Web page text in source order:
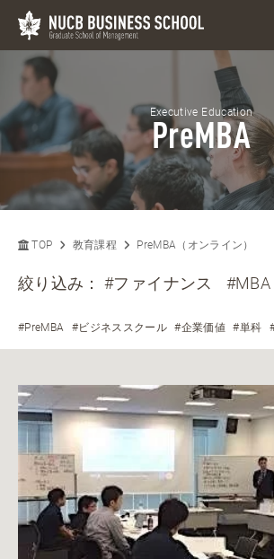
Executive Education
PreMBA
TOP 教育課程 PreMBA（オンライン）
絞り込み：#ファイナンス #MBA
#PreMBA #ビジネススクール #企業価値 #単科